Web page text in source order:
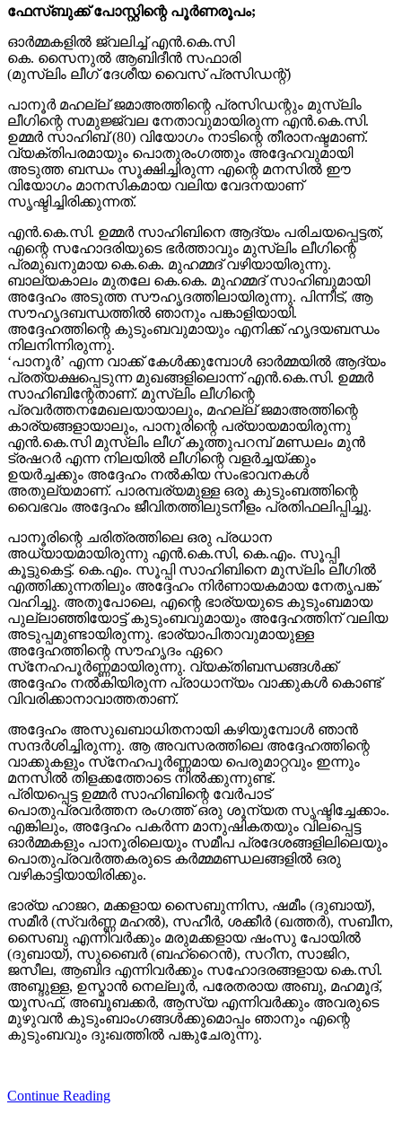
ഫേസ്ബുക്ക് പോസ്റ്റിന്റെ പൂര്‍ണരൂപം;
ഓര്‍മ്മകളില്‍ ജ്വലിച്ച് എന്‍.കെ.സി
കെ. സൈനുല്‍ ആബിദീന്‍ സഫാരി
(മുസ്ലിം ലീഗ് ദേശീയ വൈസ് പ്രസിഡന്റ്)
പാനൂര്‍ മഹല്ല് ജമാഅത്തിന്റെ പ്രസിഡന്റും മുസ്ലിം
ലീഗിന്റെ സമുജ്ജ്വല നേതാവുമായിരുന്ന എന്‍.കെ.സി.
ഉമ്മര്‍ സാഹിബ് (80) വിയോഗം നാടിന്റെ തീരാനഷ്ടമാണ്.
വ്യക്തിപരമായും പൊതുരംഗത്തും അദ്ദേഹവുമായി
അടുത്ത ബന്ധം സൂക്ഷിച്ചിരുന്ന എന്റെ മനസില്‍ ഈ
വിയോഗം മാനസികമായ വലിയ വേദനയാണ്
സൃഷ്ടിച്ചിരിക്കുന്നത്.
എന്‍.കെ.സി. ഉമ്മര്‍ സാഹിബിനെ ആദ്യം പരിചയപ്പെട്ടത്,
എന്റെ സഹോദരിയുടെ ഭര്‍ത്താവും മുസ്ലിം ലീഗിന്റെ
പ്രമുഖനുമായ കെ.കെ. മുഹമ്മദ് വഴിയായിരുന്നു.
ബാല്യകാലം മുതലേ കെ.കെ. മുഹമ്മദ് സാഹിബുമായി
അദ്ദേഹം അടുത്ത സൗഹൃദത്തിലായിരുന്നു. പിന്നീട്, ആ
സൗഹൃദബന്ധത്തില്‍ ഞാനും പങ്കാളിയായി.
അദ്ദേഹത്തിന്റെ കുടുംബവുമായും എനിക്ക് ഹൃദയബന്ധം
നിലനിന്നിരുന്നു.
‘പാനൂര്‍’ എന്ന വാക്ക് കേള്‍ക്കുമ്പോള്‍ ഓര്‍മ്മയില്‍ ആദ്യം
പ്രത്യക്ഷപ്പെടുന്ന മുഖങ്ങളിലൊന്ന് എന്‍.കെ.സി. ഉമ്മര്‍
സാഹിബിന്റേതാണ്. മുസ്ലിം ലീഗിന്റെ
പ്രവര്‍ത്തനമേഖലയായാലും, മഹല്ല് ജമാഅത്തിന്റെ
കാര്യങ്ങളായാലും, പാനൂരിന്റെ പര്യായമായിരുന്നു
എന്‍.കെ.സി മുസ്ലിം ലീഗ് കൂത്തുപറമ്പ് മണ്ഡലം മുന്‍
ട്രഷറര്‍ എന്ന നിലയില്‍ ലീഗിന്റെ വളര്‍ച്ചയ്ക്കും
ഉയര്‍ച്ചക്കും അദ്ദേഹം നല്‍കിയ സംഭാവനകള്‍
അതുല്യമാണ്. പാരമ്പര്യമുള്ള ഒരു കുടുംബത്തിന്റെ
വൈഭവം അദ്ദേഹം ജീവിതത്തിലുടനീളം പ്രതിഫലിപ്പിച്ചു.
പാനൂരിന്റെ ചരിത്രത്തിലെ ഒരു പ്രധാന
അധ്യായമായിരുന്നു എന്‍.കെ.സി, കെ.എം. സൂപ്പി
കൂട്ടുകെട്ട്. കെ.എം. സൂപ്പി സാഹിബിനെ മുസ്ലിം ലീഗില്‍
എത്തിക്കുന്നതിലും അദ്ദേഹം നിര്‍ണായകമായ നേതൃപങ്ക്
വഹിച്ചു. അതുപോലെ, എന്റെ ഭാര്യയുടെ കുടുംബമായ
പുല്ലാഞ്ഞിയോട്ട് കുടുംബവുമായും അദ്ദേഹത്തിന് വലിയ
അടുപ്പമുണ്ടായിരുന്നു. ഭാര്യാപിതാവുമായുള്ള
അദ്ദേഹത്തിന്റെ സൗഹൃദം ഏറെ
സ്‌നേഹപൂര്‍ണ്ണമായിരുന്നു. വ്യക്തിബന്ധങ്ങള്‍ക്ക്
അദ്ദേഹം നല്‍കിയിരുന്ന പ്രാധാന്യം വാക്കുകള്‍ കൊണ്ട്
വിവരിക്കാനാവാത്തതാണ്.
അദ്ദേഹം അസുഖബാധിതനായി കഴിയുമ്പോള്‍ ഞാന്‍
സന്ദര്‍ശിച്ചിരുന്നു. ആ അവസരത്തിലെ അദ്ദേഹത്തിന്റെ
വാക്കുകളും സ്‌നേഹപൂര്‍ണ്ണമായ പെരുമാറ്റവും ഇന്നും
മനസില്‍ തിളക്കത്തോടെ നില്‍ക്കുന്നുണ്ട്.
പ്രിയപ്പെട്ട ഉമ്മര്‍ സാഹിബിന്റെ വേര്‍പാട്
പൊതുപ്രവര്‍ത്തന രംഗത്ത് ഒരു ശൂന്യത സൃഷ്ടിച്ചേക്കാം.
എങ്കിലും, അദ്ദേഹം പകര്‍ന്ന മാനുഷികതയും വിലപ്പെട്ട
ഓര്‍മ്മകളും പാനൂരിലെയും സമീപ പ്രദേശങ്ങളിലിലെയും
പൊതുപ്രവര്‍ത്തകരുടെ കര്‍മ്മമണ്ഡലങ്ങളില്‍ ഒരു
വഴികാട്ടിയായിരിക്കും.
ഭാര്യ ഹാജറ, മക്കളായ സൈബുന്നിസ, ഷമീം (ദുബായ്),
സമീര്‍ (സ്വര്‍ണ്ണ മഹല്‍), സഹീര്‍, ശക്കീര്‍ (ഖത്തര്‍), സബീന,
സൈബു എന്നിവര്‍ക്കും മരുമക്കളായ ഷംസു പോയില്‍
(ദുബായ്), സുബൈര്‍ (ബഹ്‌റൈന്‍), സറീന, സാജിറ,
ജസീല, ആബിദ എന്നിവര്‍ക്കും സഹോദരങ്ങളായ കെ.സി.
അബ്ദുള്ള, ഉസ്മാന്‍ നെല്ലൂര്‍, പരേതരായ അബു, മഹമൂദ്,
യൂസഫ്, അബൂബക്കര്‍, ആസ്യ എന്നിവര്‍ക്കും അവരുടെ
മുഴുവന്‍ കുടുംബാംഗങ്ങള്‍ക്കുമൊപ്പം ഞാനും എന്റെ
കുടുംബവും ദുഃഖത്തില്‍ പങ്കുചേരുന്നു.
Continue Reading